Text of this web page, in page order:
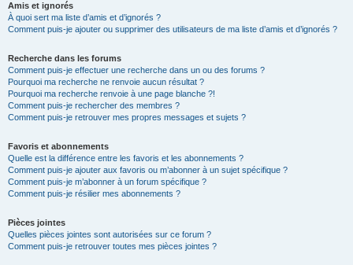
Amis et ignorés
À quoi sert ma liste d’amis et d’ignorés ?
Comment puis-je ajouter ou supprimer des utilisateurs de ma liste d’amis et d’ignorés ?
Recherche dans les forums
Comment puis-je effectuer une recherche dans un ou des forums ?
Pourquoi ma recherche ne renvoie aucun résultat ?
Pourquoi ma recherche renvoie à une page blanche ?!
Comment puis-je rechercher des membres ?
Comment puis-je retrouver mes propres messages et sujets ?
Favoris et abonnements
Quelle est la différence entre les favoris et les abonnements ?
Comment puis-je ajouter aux favoris ou m’abonner à un sujet spécifique ?
Comment puis-je m’abonner à un forum spécifique ?
Comment puis-je résilier mes abonnements ?
Pièces jointes
Quelles pièces jointes sont autorisées sur ce forum ?
Comment puis-je retrouver toutes mes pièces jointes ?